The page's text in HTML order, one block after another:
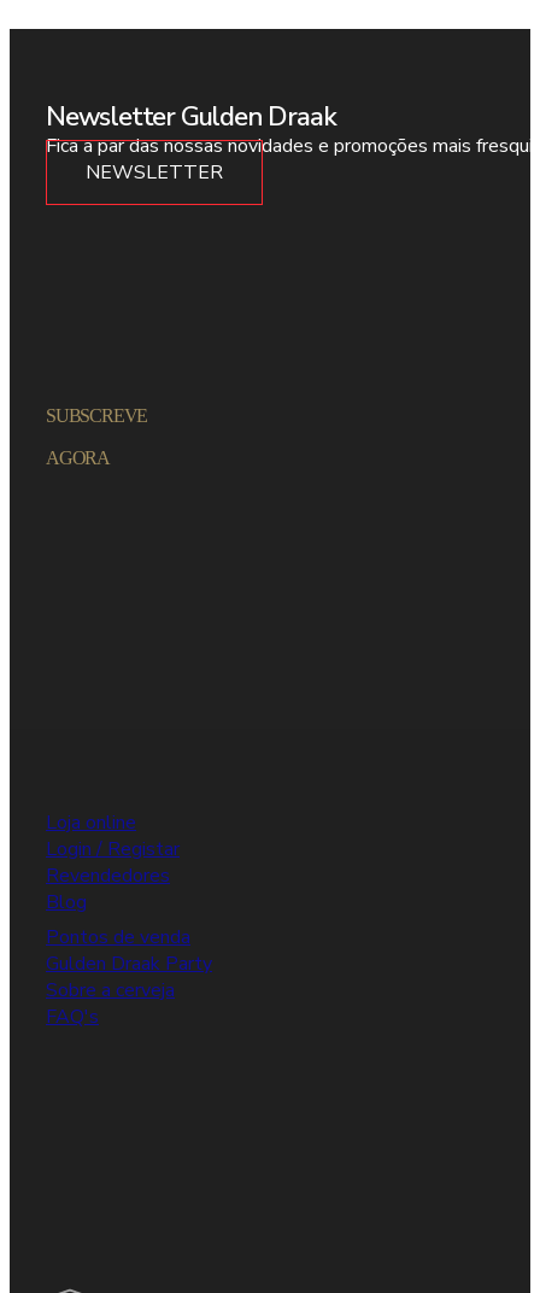
Newsletter Gulden Draak
Fica a par das nossas novidades e promoções mais
NEWSLETTER
SUBSCREVE
AGORA
Loja online
Login / Registar
Revendedores
Blog
Pontos de venda
Gulden Draak Party
Sobre a cerveja
FAQ's